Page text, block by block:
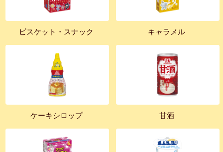
ビスケット・スナック キャラメル
ケーキシロップ 甘酒